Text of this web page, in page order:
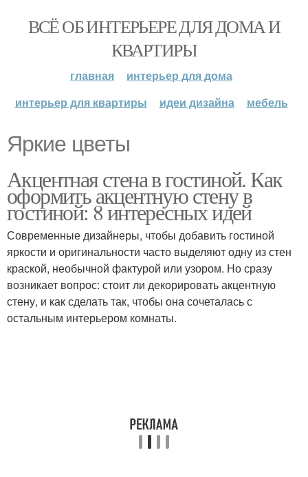
ВСЁ ОБ ИНТЕРЬЕРЕ ДЛЯ ДОМА И
КВАРТИРЫ
главная
интерьер для дома
интерьер для квартиры
идеи дизайна мебель
Яркие цветы
Акцентная стена в гостиной. Как
оформить акцентную стену в
гостиной: 8 интересных идей
Современные дизайнеры, чтобы добавить гостиной
яркости и оригинальности часто выделяют одну из стен
краской, необычной фактурой или узором. Но сразу
возникает вопрос: стоит ли декорировать акцентную
стену, и как сделать так, чтобы она сочеталась с
остальным интерьером комнаты.